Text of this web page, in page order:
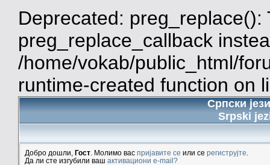
Deprecated:
preg_replace_callback
/home/vokab/public_html/
runtime-created function on
Српски
Srpski
Добро дошли, Гост . Молимо вас пријавите се или се региструјте
Да ли сте изгубили ваш активациони e-mail?